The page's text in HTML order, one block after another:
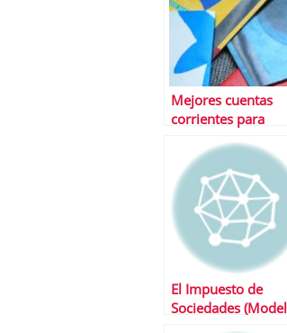
Mejores cuentas
corrientes para
El Impuesto de
Sociedades